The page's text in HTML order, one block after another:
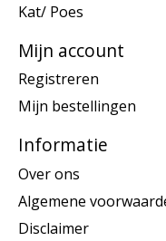
Kat/ Poes
Mijn account
Registreren
Mijn bestellingen
Informatie
Over ons
Algemene
Disclaimer